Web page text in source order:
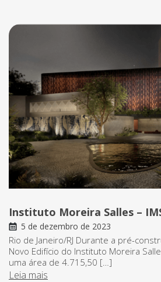
Instituto Moreira Salles –
5 de dezembro de 2023
Rio de Janeiro/RJ Durante a pré-
Novo Edifício do Instituto Moreira
uma área de 4.715,50 […]
Leia mais